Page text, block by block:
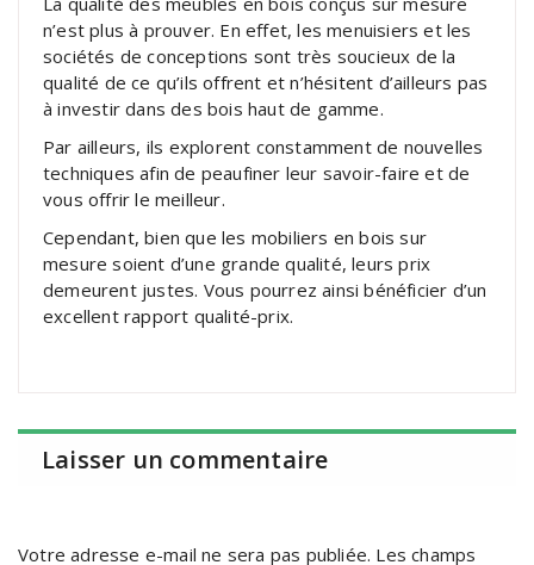
n’est plus à prouver. En effet, les menuisiers et les
sociétés de conceptions sont très soucieux de la
qualité de ce qu’ils offrent et n’hésitent d’ailleurs pas
à investir dans des bois haut de gamme.
Par ailleurs, ils explorent constamment de nouvelles
techniques afin de peaufiner leur savoir-faire et de
vous offrir le meilleur.
Cependant, bien que les mobiliers en bois sur
mesure soient d’une grande qualité, leurs prix
demeurent justes. Vous pourrez ainsi bénéficier d’un
excellent rapport qualité-prix.
Laisser un commentaire
Votre adresse e-mail ne sera pas publiée. Les champs